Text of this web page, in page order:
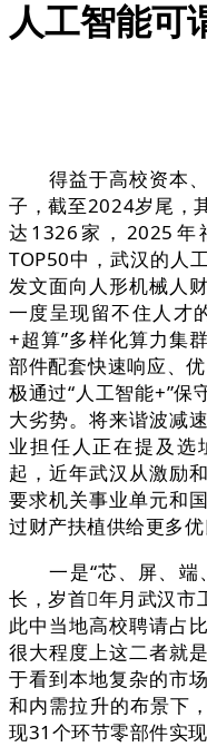
人工智能可
得益于高校资本、
子，截至2024岁尾，
达1326家，2025年
TOP50中，武汉的人
发文面向人形机械人
一度呈现留不住人才
+超算”多样化算力集
部件配套快速响应、
极通过“人工智能+”保
大劣势。将来谐波减
业担任人正在提及选
起，近年武汉从激励
要求机关事业单元和
过财产扶植供给更多优
一是“芯、屏、端
长，岁首年月武汉市
此中当地高校聘请占
很大程度上这二者就
于看到本地复杂的市
和内需拉升的布景下
现31个环节零部件实现